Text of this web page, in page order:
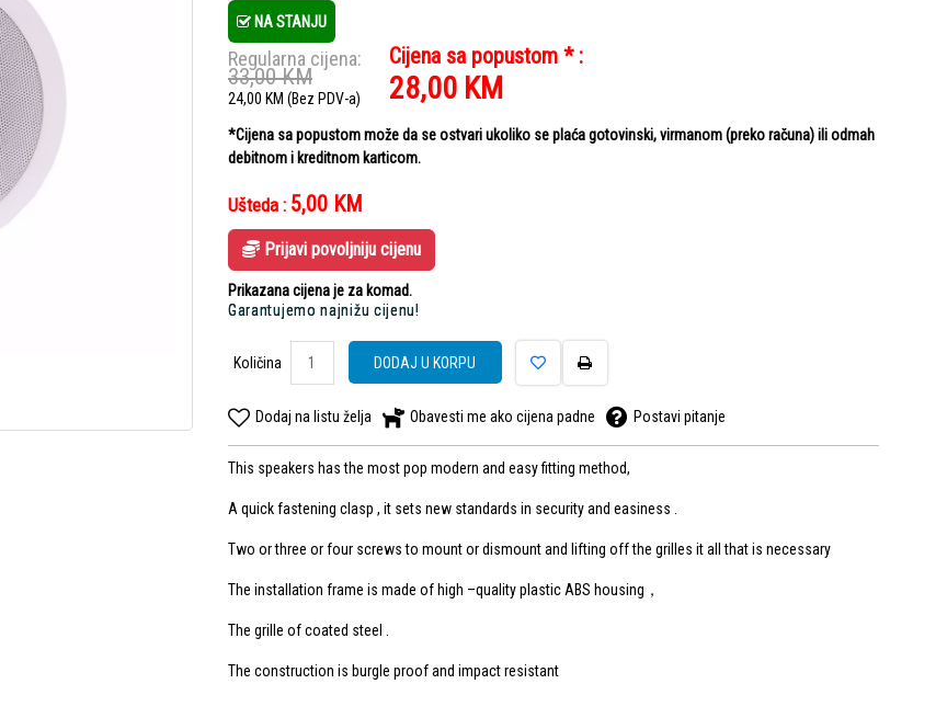
NA STANJU
Regularna cijena:
33,00KM
24,00 KM (Bez PDV-a)
Cijena sa popustom * :
28,00 KM
*Cijena sa popustom može da se ostvari ukoliko se plaća gotovinski, virmanom (preko računa) ili odmah
debitnom i kreditnom karticom.
Ušteda : 5,00 KM
Prijavi povoljniju cijenu
Prikazana cijena je za komad.
Garantujemo najnižu cijenu!
Količina DODAJ U KORPU
Dodaj na listu želja Obavesti me ako cijena padne Postavi pitanje
This speakers has the most pop modern and easy fitting method,
A quick fastening clasp , it sets new standards in security and easiness .
Two or three or four screws to mount or dismount and lifting off the grilles it all that is necessary
The installation frame is made of high –quality plastic ABS housing，
The grille of coated steel .
The construction is burgle proof and impact resistant